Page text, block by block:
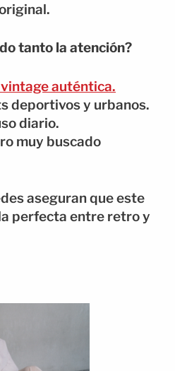
tanto la atención?
auténtica.
deportivos y urbanos.
diario.
muy buscado
aseguran que este
perfecta entre retro y